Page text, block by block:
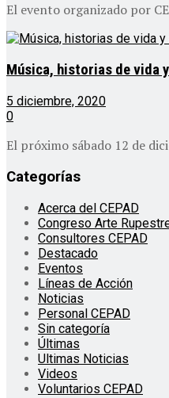
El evento organizado por
Música, historias de vida
5 diciembre, 2020
0
El próximo sábado 12 de
Categorías
Acerca del CEPAD
Congreso Arte
Consultores CEPAD
Destacado
Eventos
Líneas de Acción
Noticias
Personal CEPAD
Sin categoría
Últimas
Ultimas Noticias
Videos
Voluntarios CEPAD